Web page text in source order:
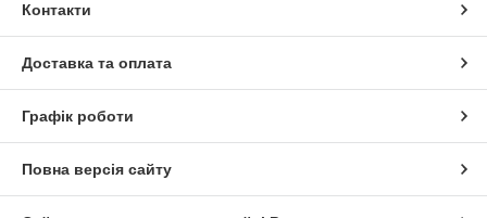
Контакти
Доставка та оплата
Графік роботи
Повна версія сайту